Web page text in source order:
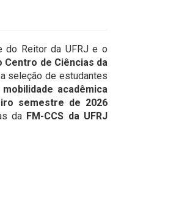
do Reitor da UFRJ e o
Centro de Ciências da
seleção de estudantes
mobilidade acadêmica
semestre de 2026
da FM-CCS da UFRJ